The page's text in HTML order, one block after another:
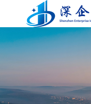
产业招商